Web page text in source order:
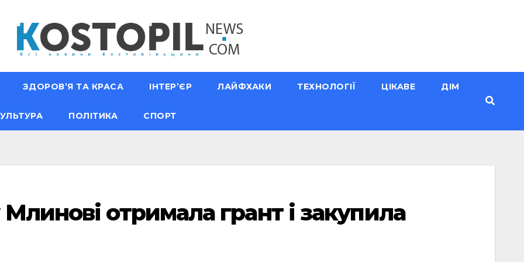
ЗДОРОВ’Я ТА КРАСА ІНТЕР’ЄР ЛАЙФХАКИ ТЕХНОЛОГІЇ ЦІКАВЕ ДІМ
ПОЛІТИКА СПОРТ
отримала грант і закупила